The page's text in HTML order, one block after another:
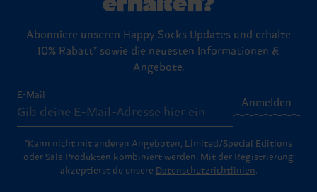
Abonniere unseren Happy Socks Updates und erhalte
10% Rabatt* sowie die neuesten Informationen &
Angebote.
E-Mail
Anmelden
*Kann nicht mit anderen Angeboten, Limited/Special Editions
oder Sale Produkten kombiniert werden. Mit der Registrierung
akzeptierst du unsere Datenschutzrichtlinien.